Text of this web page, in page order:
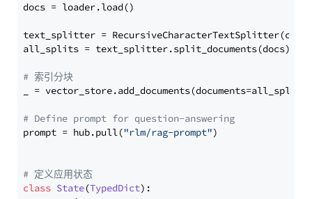
docs = loader.load()
text_splitter =
all_splits = text_splitter.split_documents(docs)
# 索引分块
_ = vector_store.add_documents(documents=all_splits)
# Define prompt for question-answering
prompt = hub.pull("rlm/rag-prompt")
# 定义应用状态
class State(TypedDict):